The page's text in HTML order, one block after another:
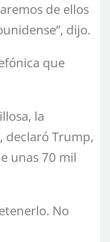
de ellos
dijo.
que
la
declaró Trump,
unas 70 mil
No